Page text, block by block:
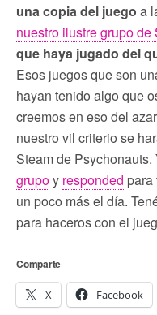
una copia del juego a
nuestro ilustre grupo de
que haya jugado del
Esos juegos que son
hayan tenido algo que
creemos en eso del
nuestro vil criterio se
Steam de
grupoy responded
un poco más el día.
para haceros con el
Comparte
X Facebook